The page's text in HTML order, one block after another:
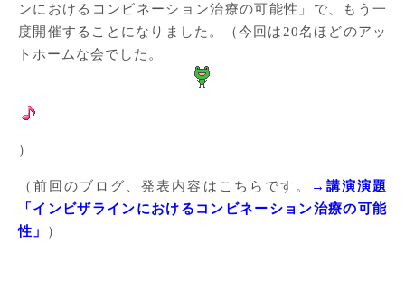
ンにおけるコンビネーション治療の可能性」で、もう一
度開催することになりました。（今回は20名ほどのアッ
トホームな会でした。
）
（前回のブログ、発表内容はこちらです。
→講演演題
「インビザラインにおけるコンビネーション治療の可能
性」
）